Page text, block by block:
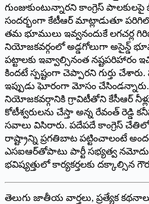
గుంజుకుంటున్నారని కాంగ్రెస్
సందర్భంగా కేటీఆర్ మాట్లాడుతూ
తమ భూములు ఇవ్వనందుకే లగచర్ల
నియోజకవర్గంలో అడ్డగోలుగా అసైన్డ్
పట్టాలకు ఇవ్వాల్సినంత
కిందటే స్పష్టంగా చెప్పారని గుర్తు
ఇప్పుడు ఘోరంగా మోసం చేసిండన్నారు.
నియోజకవర్గానికి గ్రావిటీతోని కేసీఆర్
కోటీశ్వరులను చేస్తా అన్న రేవంత్ రెడ్డి
సవాలు విసిరారు. పదేపదే కాంగ్రెస్
రాష్ట్రాన్ని ప్రగతిబాట పట్టించాలంటే
ఎసఐఆర్‌తోపాటు పార్టీ సభ్యత్వ నమోదు
భవిష్యత్తులో కార్యకర్తలకు
తెలుగు జాతీయ వార్తలు, ప్రత్యేక